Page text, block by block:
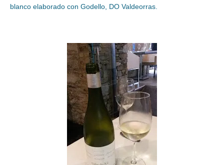
blanco elaborado con Godello, DO Valdeorras.